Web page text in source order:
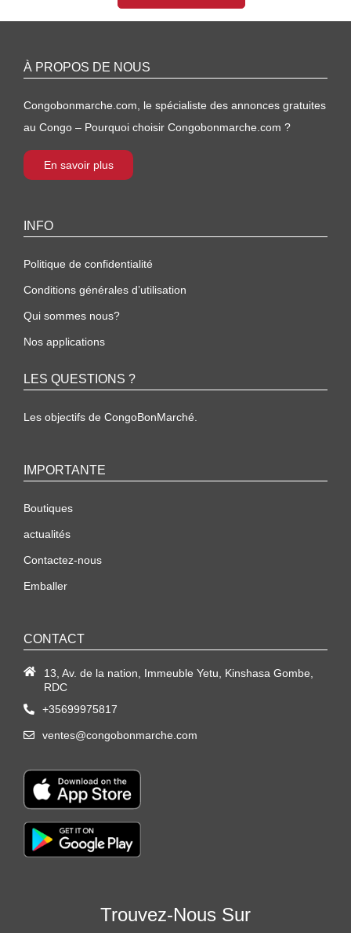
À PROPOS DE NOUS
Congobonmarche.com, le spécialiste des annonces gratuites
au Congo – Pourquoi choisir Congobonmarche.com ?
En savoir plus
INFO
Politique de confidentialité
Conditions générales d’utilisation
Qui sommes nous?
Nos applications
LES QUESTIONS ?
Les objectifs de CongoBonMarché.
IMPORTANTE
Boutiques
actualités
Contactez-nous
Emballer
CONTACT
13, Av. de la nation, Immeuble Yetu, Kinshasa Gombe,
RDC
+35699975817
ventes@congobonmarche.com
Trouvez-Nous Sur